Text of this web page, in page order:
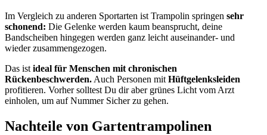
Im Vergleich zu anderen Sportarten ist Trampolin springen sehr
schonend: Die Gelenke werden kaum beansprucht, deine
Bandscheiben hingegen werden ganz leicht auseinander- und
wieder zusammengezogen.
Das istideal für Menschen mit chronischen
Rückenbeschwerden.Auch Personen mitHüftgelenksleiden
profitieren. Vorher solltest Du dir aber grünes Licht vom Arzt
einholen, um auf Nummer Sicher zu gehen.
Nachteile von Gartentrampolinen